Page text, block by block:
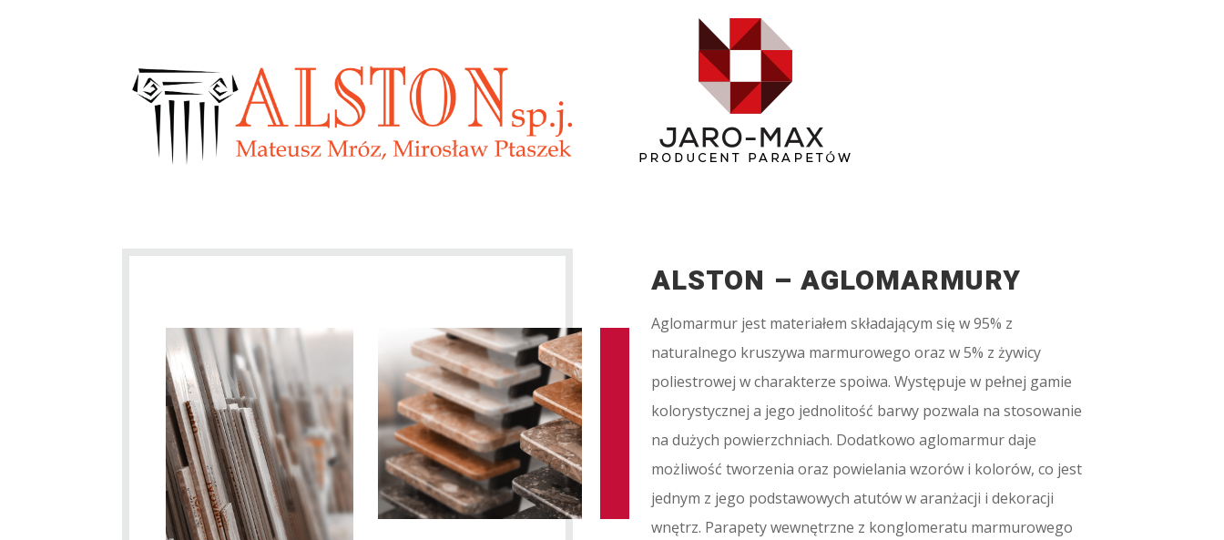
ALSTON – AGLOMARMURY
Aglomarmur jest materiałem składającym się w 95% z
naturalnego kruszywa marmurowego oraz w 5% z żywicy
poliestrowej w charakterze spoiwa. Występuje w pełnej gamie
kolorystycznej a jego jednolitość barwy pozwala na stosowanie
na dużych powierzchniach. Dodatkowo aglomarmur daje
możliwość tworzenia oraz powielania wzorów i kolorów, co jest
jednym z jego podstawowych atutów w aranżacji i dekoracji
wnętrz. Parapety wewnętrzne z konglomeratu marmurowego